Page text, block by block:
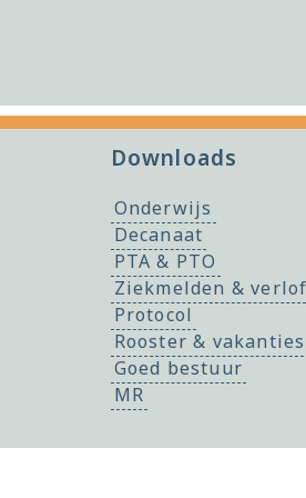
Downloads
Onderwijs
Decanaat
PTA & PTO
Ziekmelden &
Protocol
Rooster & vakanties
Goed bestuur
MR